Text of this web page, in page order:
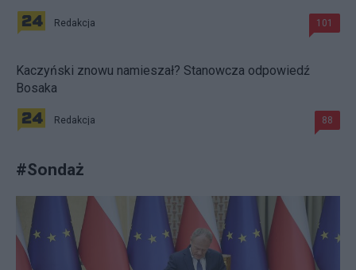
Redakcja 101
Kaczyński znowu namieszał? Stanowcza odpowiedź
Bosaka
Redakcja 88
#Sondaż